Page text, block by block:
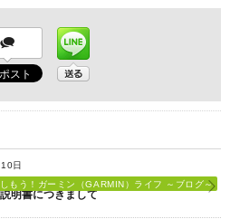
日
もう！ガーミン（GARMIN）ライフ ～ブログ～
明書につきまして